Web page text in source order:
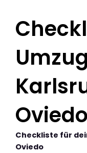
Oviedo
Checkliste für
Oviedo